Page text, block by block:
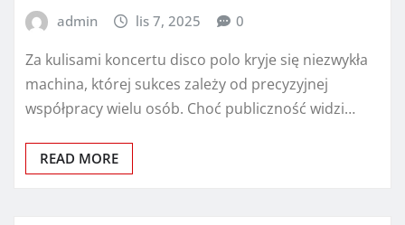
admin lis 7, 2025 0
Za kulisami koncertu disco polo kryje się niezwykła
machina, której sukces zależy od precyzyjnej
współpracy wielu osób. Choć publiczność widzi…
READ MORE